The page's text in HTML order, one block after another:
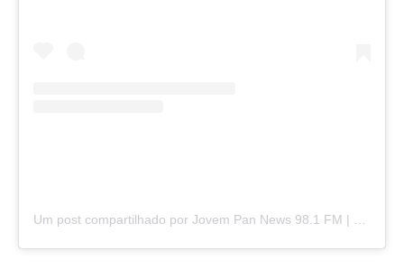
Um post compartilhado por Jovem Pan News 98.1 FM | Vitória (@jovempannewsvitoria)